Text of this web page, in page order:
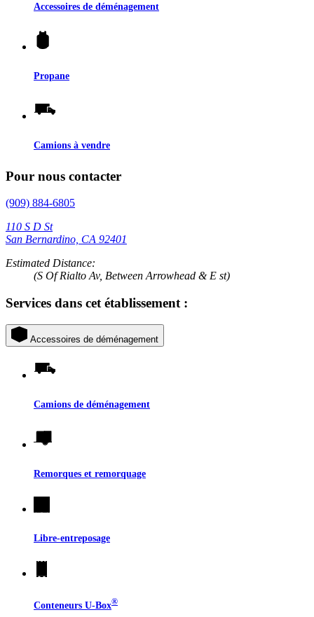
Accessoires de déménagement
Propane
Camions à vendre
Pour nous contacter
(909) 884-6805
110 S D St
San Bernardino, CA 92401
Estimated Distance:
(S Of Rialto Av, Between Arrowhead & E st)
Services dans cet établissement :
Accessoires de déménagement
Camions de déménagement
Remorques et remorquage
Libre-entreposage
Conteneurs U-Box®